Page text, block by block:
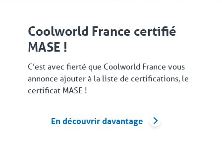
Coolworld France certifié
MASE !
C’est avec fierté que Coolworld France vous
annonce ajouter à la liste de certifications, le
certificat MASE !
En découvrir davantage